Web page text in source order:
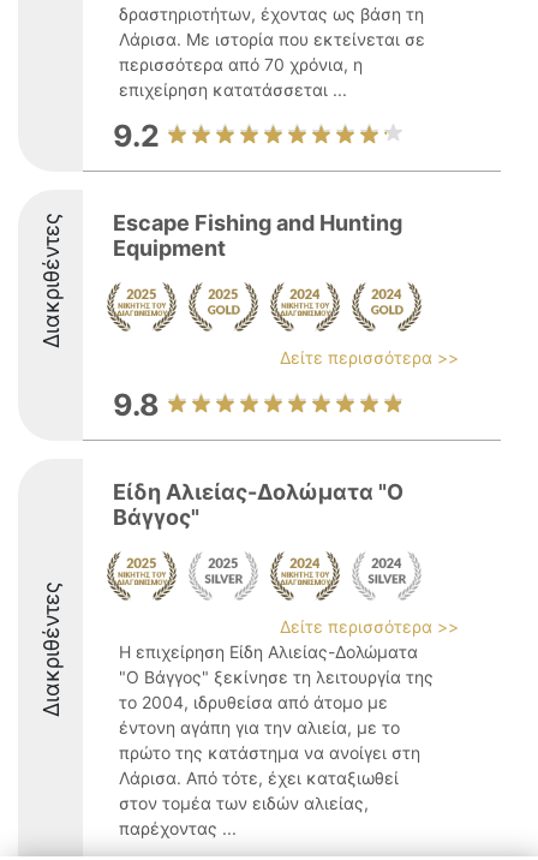
δραστηριοτήτων, έχοντας ως βάση τη
Λάρισα. Με ιστορία που εκτείνεται σε
περισσότερα από 70 χρόνια, η
επιχείρηση κατατάσσεται ...
9.2
Διακριθέντες
Escape Fishing and Hunting
Equipment
Δείτε περισσότερα >>
9.8
Διακριθέντες
Είδη Αλιείας-Δολώματα "Ο
Βάγγος"
Δείτε περισσότερα >>
Η επιχείρηση Είδη Αλιείας-Δολώματα
"Ο Βάγγος" ξεκίνησε τη λειτουργία της
το 2004, ιδρυθείσα από άτομο με
έντονη αγάπη για την αλιεία, με το
πρώτο της κατάστημα να ανοίγει στη
Λάρισα. Από τότε, έχει καταξιωθεί
στον τομέα των ειδών αλιείας,
παρέχοντας ...